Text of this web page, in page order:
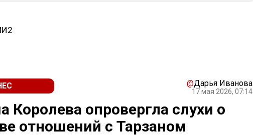
@Дарья Иванова
17 мая 2026, 07:14
Королева опровергла слухи о
отношений с Тарзаном